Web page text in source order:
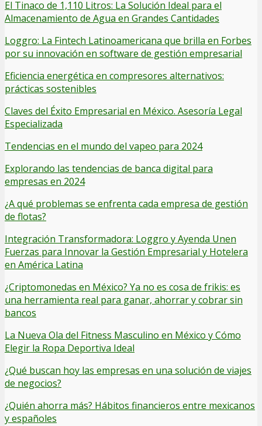
El Tinaco de 1,110 Litros: La Solución Ideal para el
Almacenamiento de Agua en Grandes Cantidades
Loggro: La Fintech Latinoamericana que brilla en Forbes
por su innovación en software de gestión empresarial
Eficiencia energética en compresores alternativos:
prácticas sostenibles
Claves del Éxito Empresarial en México. Asesoría Legal
Especializada
Tendencias en el mundo del vapeo para 2024
Explorando las tendencias de banca digital para
empresas en 2024
¿A qué problemas se enfrenta cada empresa de gestión
de flotas?
Integración Transformadora: Loggro y Ayenda Unen
Fuerzas para Innovar la Gestión Empresarial y Hotelera
en América Latina
¿Criptomonedas en México? Ya no es cosa de frikis: es
una herramienta real para ganar, ahorrar y cobrar sin
bancos
La Nueva Ola del Fitness Masculino en México y Cómo
Elegir la Ropa Deportiva Ideal
¿Qué buscan hoy las empresas en una solución de viajes
de negocios?
¿Quién ahorra más? Hábitos financieros entre mexicanos
y españoles